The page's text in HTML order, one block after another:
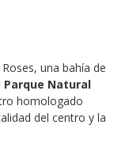
una bahía de
Parque Natural
homologado
del centro y la